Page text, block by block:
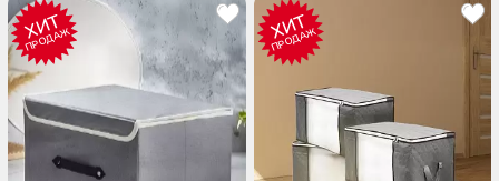
ХИТ
ПРОДАЖ ХИТ
ПРОДАЖ